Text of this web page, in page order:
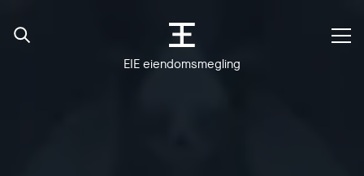
EIE eiendomsmegling